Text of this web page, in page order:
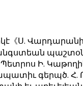
《Ս. Վարդարանի
պաշտօն
Ի.
գերպծ. Հ.